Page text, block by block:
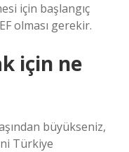
için başlangıç
olması gerekir.
için ne
büyükseniz,
Türkiye